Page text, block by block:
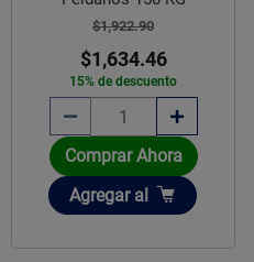
$1,922.90
$1,634.46
15% de descuento
Comprar Ahora
Añadir
Agregar al